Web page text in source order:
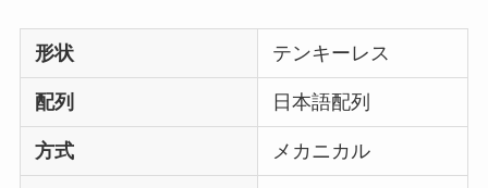
形状 テンキーレス
配列 日本語配列
方式 メカニカル